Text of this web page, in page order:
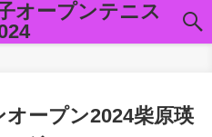
オープンテニス
オープン2024柴原瑛